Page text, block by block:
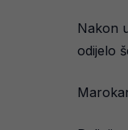
Nakon
odijelo